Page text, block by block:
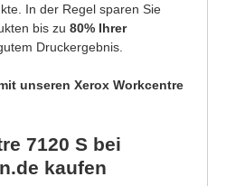
In der Regel sparen Sie
bis zu 80% Ihrer
Druckergebnis.
unseren Xerox Workcentre
7120 S bei
kaufen